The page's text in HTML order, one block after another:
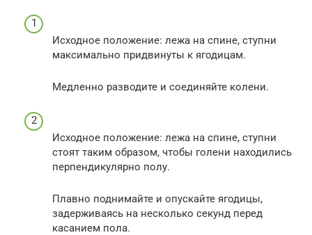
Исходное положение: лежа на спине, ступни
максимально придвинуты к ягодицам.
Медленно разводите и соединяйте колени.
Исходное положение: лежа на спине, ступни
стоят таким образом, чтобы голени находились
перпендикулярно полу.
Плавно поднимайте и опускайте ягодицы,
задерживаясь на несколько секунд перед
касанием пола.